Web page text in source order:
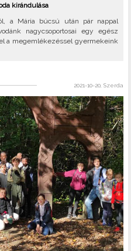
kirándulása
a Mária búcsú után pár nappal
nagycsoportosai egy egész
a megemlékezéssel gyermekeink
2021-10-20, Szerda